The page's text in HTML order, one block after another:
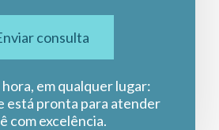
consulta
em qualquer lugar:
está pronta para atender
com excelência.